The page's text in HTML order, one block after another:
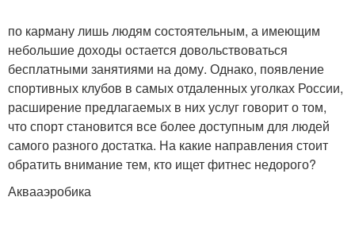
по карману лишь людям состоятельным, а имеющим
небольшие доходы остается довольствоваться
бесплатными занятиями на дому. Однако, появление
спортивных клубов в самых отдаленных уголках России,
расширение предлагаемых в них услуг говорит о том,
что спорт становится все более доступным для людей
самого разного достатка. На какие направления стоит
обратить внимание тем, кто ищет фитнес недорого?
Аквааэробика